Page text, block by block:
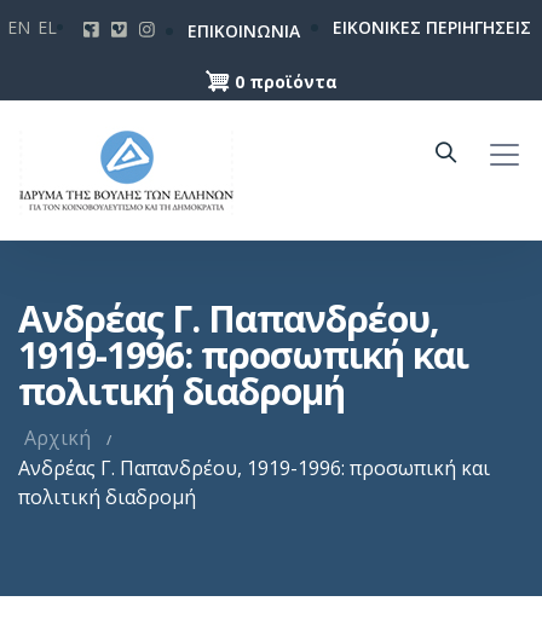
κυρίως
περιεχόμενο
EN EL ΕΠΙΚΟΙΝΩΝΙΑ ΕΙΚΟΝΙΚΕΣ ΠΕΡΙΗΓΗΣΕΙΣ
0 προϊόντα
Ανδρέας Γ. Παπανδρέου,
1919-1996: προσωπική και
πολιτική διαδρομή
Αρχική
Ανδρέας Γ. Παπανδρέου, 1919-1996: προσωπική και
πολιτική διαδρομή